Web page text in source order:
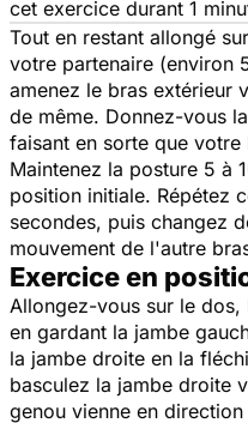
cet exercice durant 1
Tout en restant allongé
votre partenaire (environ
amenez le bras extérieur
de même. Donnez-vous
faisant en sorte que
Maintenez la posture 5 à
position initiale. Répétez
secondes, puis changez
mouvement de l'autre
Exercice en
Allongez-vous sur le
en gardant la jambe
la jambe droite en la
basculez la jambe droite
genou vienne en